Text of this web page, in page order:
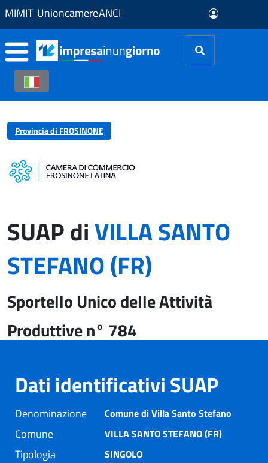
Skip to Main Content
MIMIT UnioncamereANCI
Provincia di FROSINONE
SUAP diVILLA SANTO
STEFANO (FR)
Sportello Unico delle Attività
Produttive n° 784
Dati identificativi SUAP
Denominazione Comune di Villa Santo Stefano
Comune VILLA SANTO STEFANO (FR)
Tipologia SINGOLO